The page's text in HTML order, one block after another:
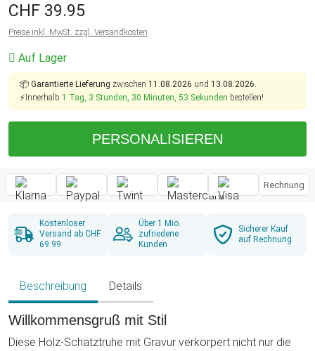
CHF 39.95
Preise inkl. MwSt. zzgl. Versandkosten
Auf Lager
📦 Garantierte Lieferung zwischen 11.08.2026 und 13.08.2026.
⚡Innerhalb 1 Tag, 3 Stunden, 30 Minuten, 53 Sekunden bestellen!
PERSONALISIEREN
Rechnung
Kostenloser
Versand ab CHF
69.99
Über 1 Mio.
zufriedene
Kunden
Sicherer Kauf
auf Rechnung
Beschreibung Details
Willkommensgruß mit Stil
Diese Holz-Schatztruhe mit Gravur verkörpert nicht nur die